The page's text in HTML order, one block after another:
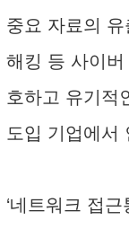
중요 자료의
해킹 등 사이
호하고 유기적
도입 기업에서
‘네트워크 접